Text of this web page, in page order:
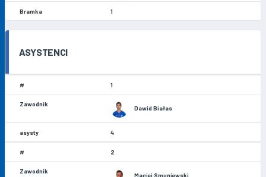
1
ASYSTENCI
1
Dawid Białas
4
2
Maciej Smuniewski